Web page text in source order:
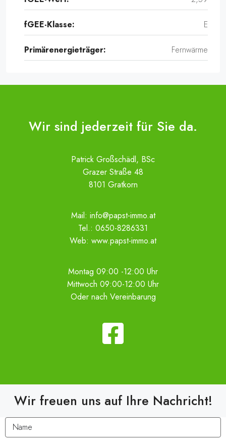
fGEE-Klasse: E
Primärenergieträger: Fernwärme
Wir sind jederzeit für Sie da.
Patrick Großschädl, BSc
Grazer Straße 48
8101 Gratkorn
Mail: info@papst-immo.at
Tel.: 0650-8286331
Web: www.papst-immo.at
Montag 09:00 -12:00 Uhr
Mittwoch 09:00-12:00 Uhr
Oder nach Vereinbarung
Wir freuen uns auf Ihre Nachricht!